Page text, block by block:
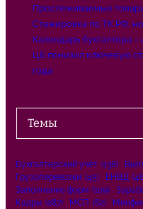
Прослеживаемые
Стажировка по ТК РФ:
Календарь бухгалтера –
ЦБ понизил ключевую
года
Темы
Бухгалтерский учёт (138)
Грузоперевозки (45) ЕНВД
Заполнение форм (109)
Кадры (287) МСП (62)